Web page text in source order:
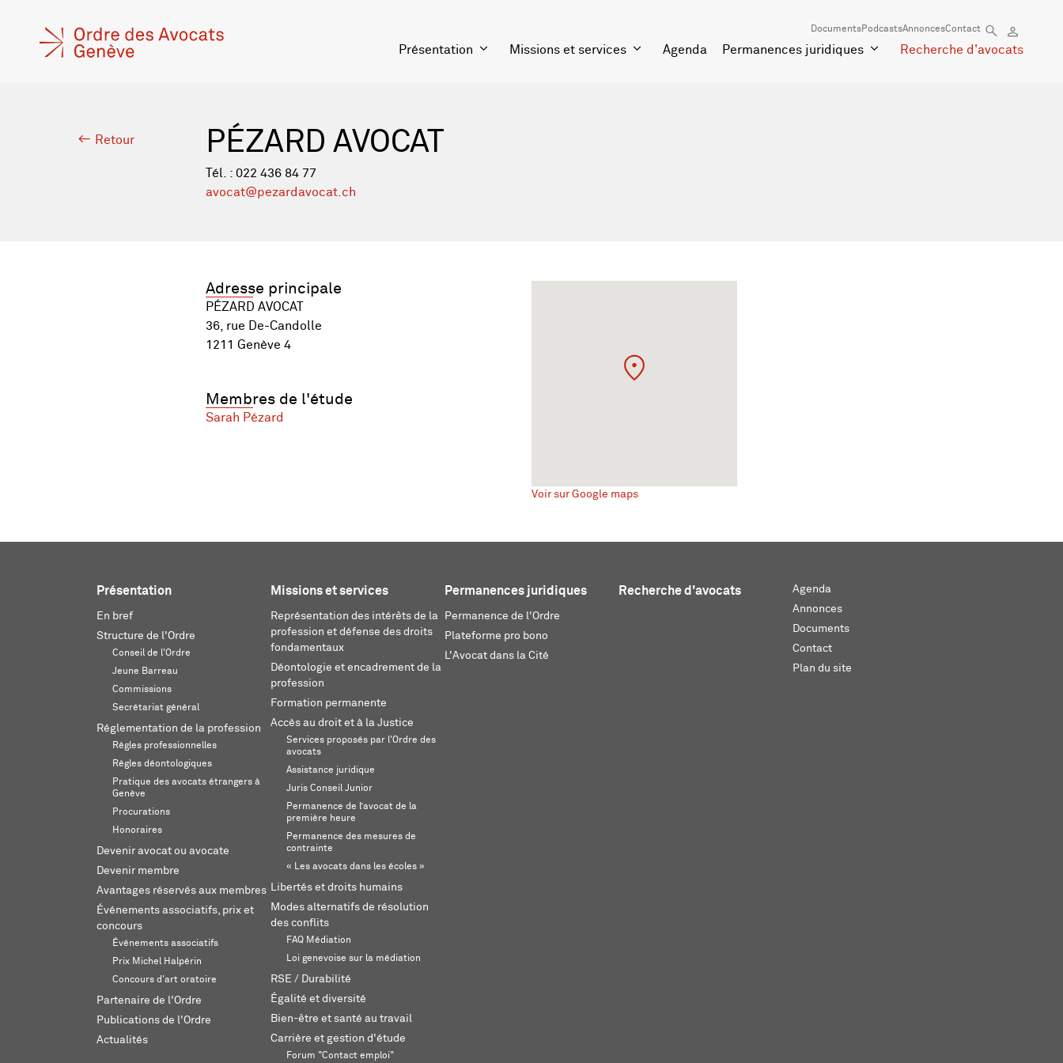
DocumentsPodcastsAnnoncesContact
Présentation Missions et services Agenda Permanences juridiques Recherche d'avocats
Retour PÉZARD AVOCAT
Tél. : 022 436 84 77
avocat@pezardavocat.ch
Adresse principale
PÉZARD AVOCAT
36, rue De-Candolle
1211 Genève 4
Membres de l'étude
Sarah Pézard
Voir sur Google maps
Présentation
En bref
Structure de l'Ordre
Conseil de l'Ordre
Jeune Barreau
Commissions
Secrétariat général
Réglementation de la profession
Règles professionnelles
Règles déontologiques
Pratique des avocats étrangers à
Genève
Procurations
Honoraires
Devenir avocat ou avocate
Devenir membre
Avantages réservés aux membres
Événements associatifs, prix et
concours
Événements associatifs
Prix Michel Halpérin
Concours d'art oratoire
Partenaire de l'Ordre
Publications de l'Ordre
Actualités
Missions et services
Représentation des intérêts de la
profession et défense des droits
fondamentaux
Déontologie et encadrement de la
profession
Formation permanente
Accès au droit et à la Justice
Services proposés par l'Ordre des
avocats
Assistance juridique
Juris Conseil Junior
Permanence de l’avocat de la
première heure
Permanence des mesures de
contrainte
« Les avocats dans les écoles »
Libertés et droits humains
Modes alternatifs de résolution
des conflits
FAQ Médiation
Loi genevoise sur la médiation
RSE / Durabilité
Égalité et diversité
Bien-être et santé au travail
Carrière et gestion d'étude
Forum "Contact emploi"
Permanences juridiques
Permanence de l'Ordre
Plateforme pro bono
L'Avocat dans la Cité
Recherche d'avocats
Agenda
Annonces
Documents
Contact
Plan du site